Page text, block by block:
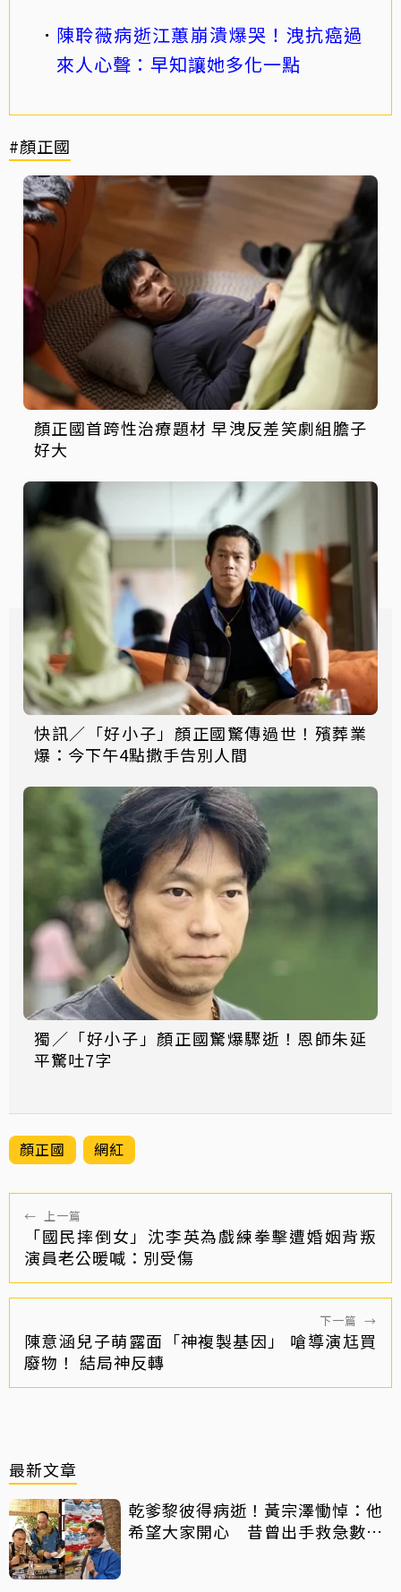
陳聆薇病逝江蕙崩潰爆哭！洩抗癌過
來人心聲：早知讓她多化一點
#顏正國
顏正國首跨性治療題材 早洩反差笑劇組膽子
好大
快訊／「好小子」顏正國驚傳過世！殯葬業
爆：今下午4點撒手告別人間
獨／「好小子」顏正國驚爆驟逝！恩師朱延
平驚吐7字
顏正國 網紅
← 上一篇
「國民摔倒女」沈李英為戲練拳擊遭婚姻背叛
演員老公暖喊：別受傷
下一篇 →
陳意涵兒子萌露面「神複製基因」 嗆導演尪買
廢物！ 結局神反轉
最新文章
乾爹黎彼得病逝！黃宗澤慟悼：他
希望大家開心 昔曾出手救急數十